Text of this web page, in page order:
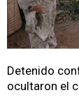
Detenido
ocultaron el